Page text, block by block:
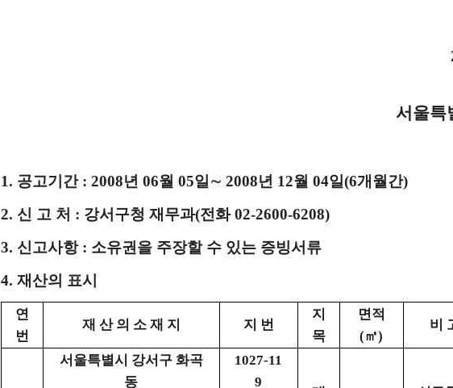
서울특
1. 공고기간 : 2008년 06월 05일∼ 2008년 12월 04일(6개월간)
2. 신 고 처 : 강서구청 재무과(전화 02-2600-6208)
3. 신고사항 : 소유권을 주장할 수 있는 증빙서류
4. 재산의 표시
연
번
재 산 의 소 재 지 지 번
지
목
면적
(㎡)
비
서울특별시 강서구 화곡
동
1027-11
9